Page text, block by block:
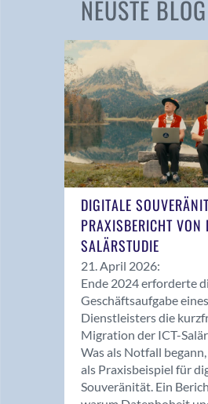
NEUSTE
DIGITALE
PRAXISBERICHT VON
SALÄRSTUDIE
21. April 2026:
Ende 2024 erforderte
Geschäftsaufgabe eines
Dienstleisters die
Migration der ICT-
Was als Notfall
als Praxisbeispiel für
Souveränität. Ein